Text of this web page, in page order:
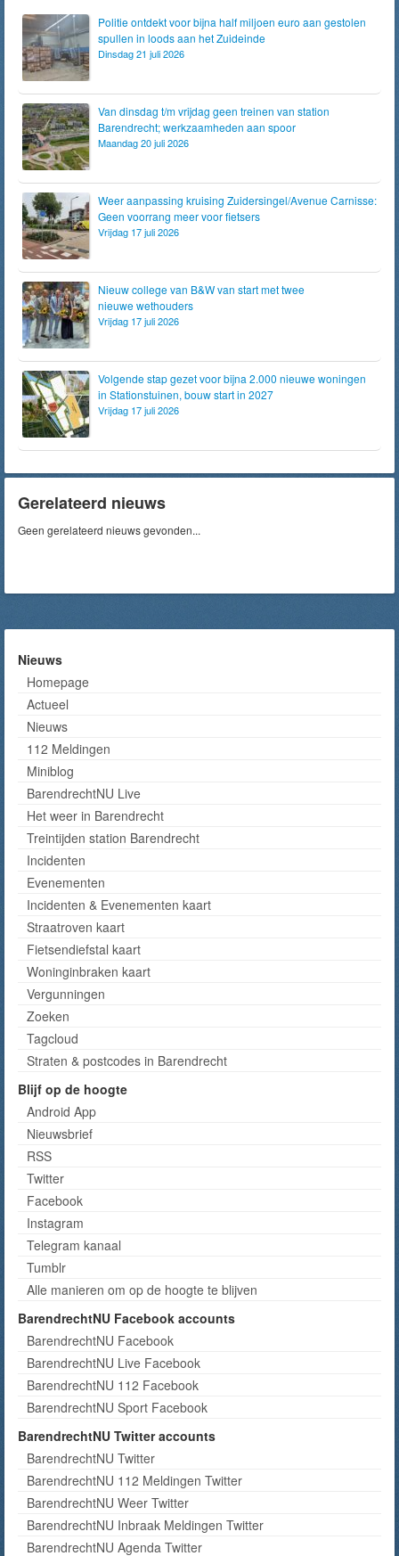
Politie ontdekt voor bijna half miljoen euro aan gestolen
spullen in loods aan het Zuideinde
Dinsdag 21 juli 2026
Van dinsdag t/m vrijdag geen treinen van station
Barendrecht; werkzaamheden aan spoor
Maandag 20 juli 2026
Weer aanpassing kruising Zuidersingel/Avenue Carnisse:
Geen voorrang meer voor fietsers
Vrijdag 17 juli 2026
Nieuw college van B&W van start met twee
nieuwe wethouders
Vrijdag 17 juli 2026
Volgende stap gezet voor bijna 2.000 nieuwe woningen
in Stationstuinen, bouw start in 2027
Vrijdag 17 juli 2026
Gerelateerd nieuws
Geen gerelateerd nieuws gevonden...
Nieuws
Homepage
Actueel
Nieuws
112 Meldingen
Miniblog
BarendrechtNU Live
Het weer in Barendrecht
Treintijden station Barendrecht
Incidenten
Evenementen
Incidenten & Evenementen kaart
Straatroven kaart
Fietsendiefstal kaart
Woninginbraken kaart
Vergunningen
Zoeken
Tagcloud
Straten & postcodes in Barendrecht
Blijf op de hoogte
Android App
Nieuwsbrief
RSS
Twitter
Facebook
Instagram
Telegram kanaal
Tumblr
Alle manieren om op de hoogte te blijven
BarendrechtNU Facebook accounts
BarendrechtNU Facebook
BarendrechtNU Live Facebook
BarendrechtNU 112 Facebook
BarendrechtNU Sport Facebook
BarendrechtNU Twitter accounts
BarendrechtNU Twitter
BarendrechtNU 112 Meldingen Twitter
BarendrechtNU Weer Twitter
BarendrechtNU Inbraak Meldingen Twitter
BarendrechtNU Agenda Twitter